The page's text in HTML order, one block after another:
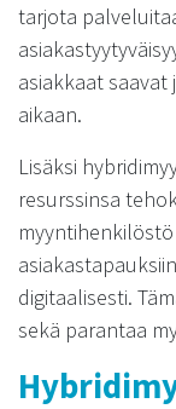
tarjota
asiakkaat
aikaan.
Lisäksi
resurssinsa
digitaalisesti.
sekä parantaa